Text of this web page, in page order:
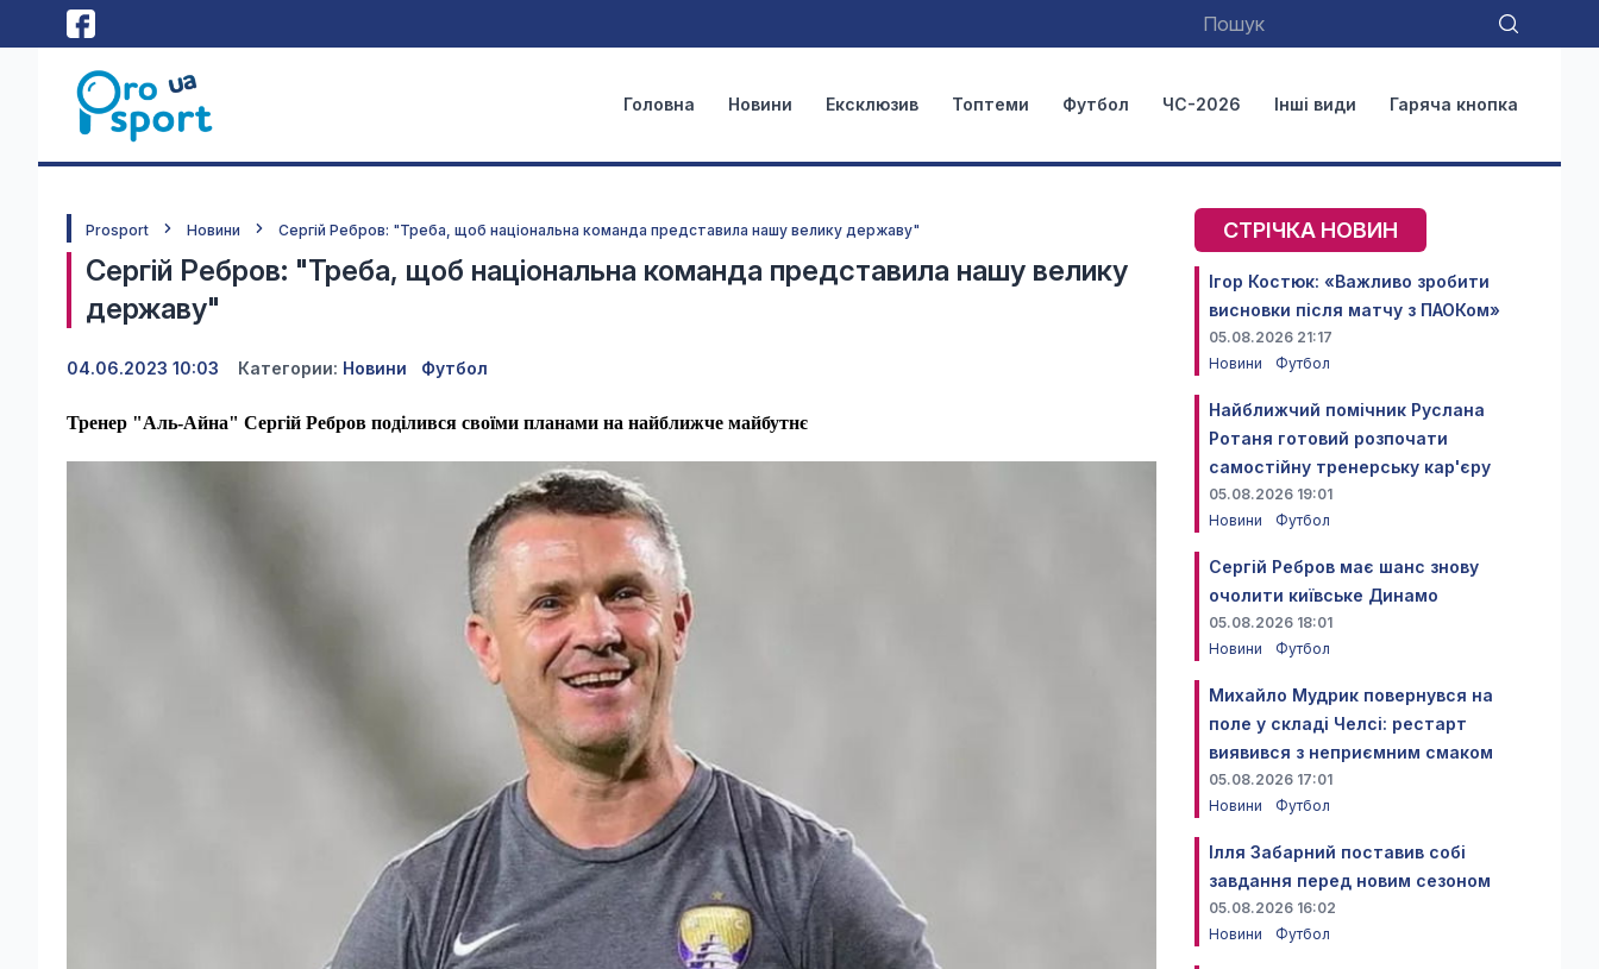
Головна Новини Ексклюзив Топтеми Футбол ЧС-2026 Інші види Гаряча кнопка
Prosport Новини Сергій Ребров: "Треба, щоб національна команда представила нашу велику державу"
Сергій Ребров: "Треба, щоб національна команда представила нашу велику
державу"
04.06.2023 10:03 Категории: Новини Футбол
Тренер "Аль-Айна" Сергій Ребров поділився своїми планами на найближче майбутнє
СТРІЧКА НОВИН
Ігор Костюк: «Важливо зробити
висновки після матчу з ПАОКом»
05.08.2026 21:17
Новини
Футбол
Найближчий помічник Руслана
Ротаня готовий розпочати
самостійну тренерську кар'єру
05.08.2026 19:01
Новини
Футбол
Сергій Ребров має шанс знову
очолити київське Динамо
05.08.2026 18:01
Новини
Футбол
Михайло Мудрик повернувся на
поле у складі Челсі: рестарт
виявився з неприємним смаком
05.08.2026 17:01
Новини
Футбол
Ілля Забарний поставив собі
завдання перед новим сезоном
05.08.2026 16:02
Новини
Футбол